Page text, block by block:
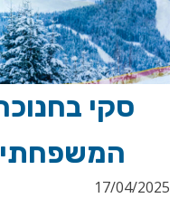
17/04/2025